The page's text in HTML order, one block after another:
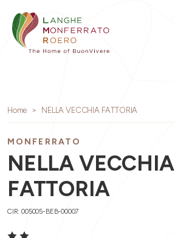
Home NELLA VECCHIA FATTORIA
MONFERRATO
NELLA VECCHIA
FATTORIA
CIR: 005005-BEB-00007